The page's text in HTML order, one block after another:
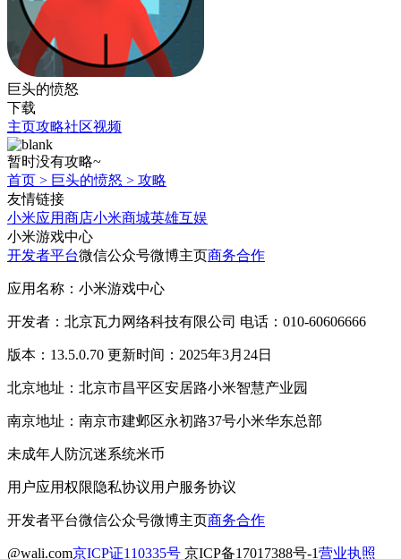
巨头的愤怒
下载
主页攻略社区视频
暂时没有攻略~
首页 > 巨头的愤怒 > 攻略
友情链接
小米应用商店小米商城英雄互娱
小米游戏中心
开发者平台微信公众号微博主页商务合作
应用名称：小米游戏中心
开发者：北京瓦力网络科技有限公司 电话：010-60606666
版本：13.5.0.70 更新时间：2025年3月24日
北京地址：北京市昌平区安居路小米智慧产业园
南京地址：南京市建邺区永初路37号小米华东总部
未成年人防沉迷系统米币
用户应用权限隐私协议用户服务协议
开发者平台微信公众号微博主页商务合作
@wali.com京ICP证110335号 京ICP备17017388号-1营业执照